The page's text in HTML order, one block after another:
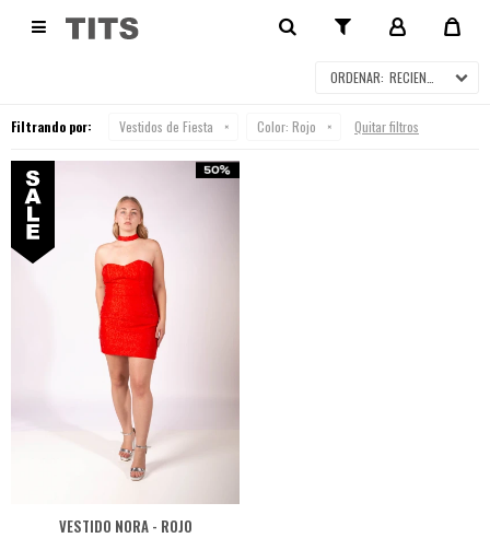
 VESTIDOS DE FIESTA EN SALE
RECIENTES
Filtrando por: Vestidos de Fiesta Color: Rojo Quitar filtros
VESTIDO NORA - ROJO